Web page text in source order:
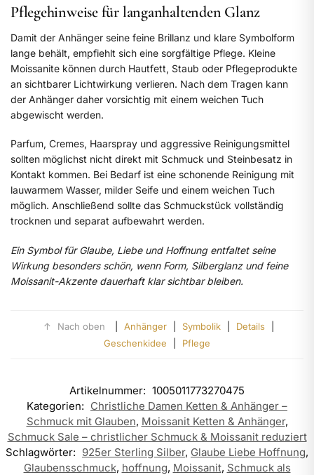
Pflegehinweise für langanhaltenden Glanz
Damit der Anhänger seine feine Brillanz und klare Symbolform
lange behält, empfiehlt sich eine sorgfältige Pflege. Kleine
Moissanite können durch Hautfett, Staub oder Pflegeprodukte
an sichtbarer Lichtwirkung verlieren. Nach dem Tragen kann
der Anhänger daher vorsichtig mit einem weichen Tuch
abgewischt werden.
Parfum, Cremes, Haarspray und aggressive Reinigungsmittel
sollten möglichst nicht direkt mit Schmuck und Steinbesatz in
Kontakt kommen. Bei Bedarf ist eine schonende Reinigung mit
lauwarmem Wasser, milder Seife und einem weichen Tuch
möglich. Anschließend sollte das Schmuckstück vollständig
trocknen und separat aufbewahrt werden.
Ein Symbol für Glaube, Liebe und Hoffnung entfaltet seine
Wirkung besonders schön, wenn Form, Silberglanz und feine
Moissanit-Akzente dauerhaft klar sichtbar bleiben.
↑ Nach oben Anhänger Symbolik Details
Geschenkidee
Pflege
Artikelnummer: 1005011773270475
Kategorien: Christliche Damen Ketten & Anhänger –
Schmuck mit Glauben, Moissanit Ketten & Anhänger,
Schmuck Sale – christlicher Schmuck & Moissanit reduziert
Schlagwörter: 925er Sterling Silber, Glaube Liebe Hoffnung,
Glaubensschmuck, hoffnung, Moissanit, Schmuck als